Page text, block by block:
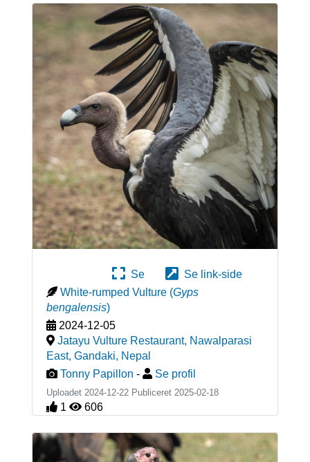
Se
Se link-side
White-rumped Vulture (Gyps
bengalensis)
2024-12-05
Jatayu Vulture Restaurant, Nawalparasi
East, Gandaki, Nepal
Tonny Papillon - Se profil
Uploadet 2024-12-22 Publiceret 2025-02-18
1 606